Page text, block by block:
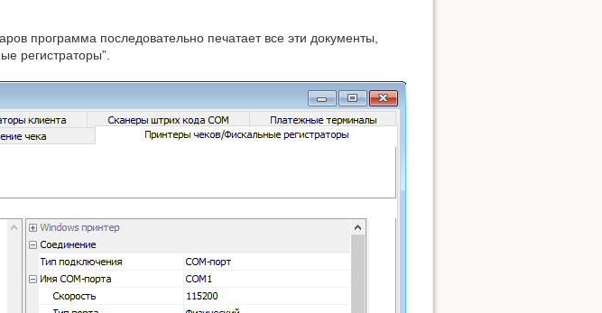
программа последовательно печатает все эти документы,
регистраторы”.